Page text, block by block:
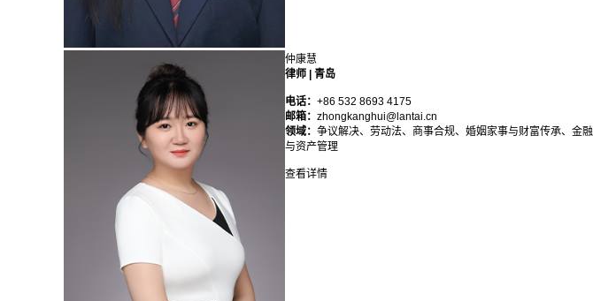
仲康慧
律师 | 青岛
电话： +86 532 8693 4175
邮箱： zhongkanghui@lantai.cn
领域： 争议解决、劳动法、商事合规、婚姻家事与财富传承、金融
与资产管理
查看详情